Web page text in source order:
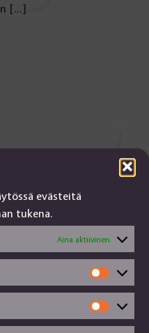
evästeitä
tukena.
Aina aktiivinen
[…]